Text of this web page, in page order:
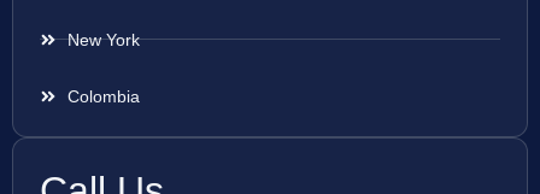
New York
Colombia